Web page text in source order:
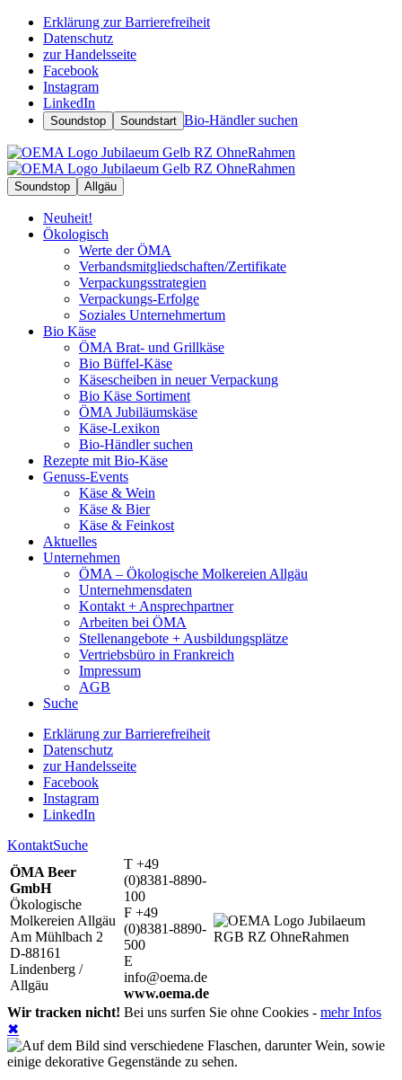
Erklärung zur Barrierefreiheit
Datenschutz
zur Handelsseite
Facebook
Instagram
LinkedIn
Soundstop Soundstart Bio-Händler suchen
Soundstop Allgäu
Neuheit!
Ökologisch
Werte der ÖMA
Verbandsmitgliedschaften/Zertifikate
Verpackungsstrategien
Verpackungs-Erfolge
Soziales Unternehmertum
Bio Käse
ÖMA Brat- und Grillkäse
Bio Büffel-Käse
Käsescheiben in neuer Verpackung
Bio Käse Sortiment
ÖMA Jubiläumskäse
Käse-Lexikon
Bio-Händler suchen
Rezepte mit Bio-Käse
Genuss-Events
Käse & Wein
Käse & Bier
Käse & Feinkost
Aktuelles
Unternehmen
ÖMA – Ökologische Molkereien Allgäu
Unternehmensdaten
Kontakt + Ansprechpartner
Arbeiten bei ÖMA
Stellenangebote + Ausbildungsplätze
Vertriebsbüro in Frankreich
Impressum
AGB
Suche
Erklärung zur Barrierefreiheit
Datenschutz
zur Handelsseite
Facebook
Instagram
LinkedIn
KontaktSuche
ÖMA Beer
GmbH
Ökologische
Molkereien Allgäu
Am Mühlbach 2
D-88161
Lindenberg /
Allgäu
T +49
(0)8381-8890-
100
F +49
(0)8381-8890-
500
E
info@oema.de
www.oema.de
Wir tracken nicht! Bei uns surfen Sie ohne Cookies - mehr Infos
✖